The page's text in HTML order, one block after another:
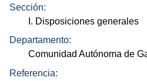
Sección:
I. Disposiciones generales
Departamento:
Comunidad Autónoma de
Referencia: